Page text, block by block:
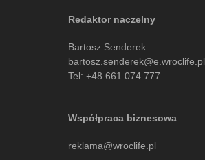
Redaktor naczelny
Bartosz Senderek
bartosz.senderek@e.wroclife.pl
Tel: +48 661 074 777
Współpraca biznesowa
reklama@wroclife.pl